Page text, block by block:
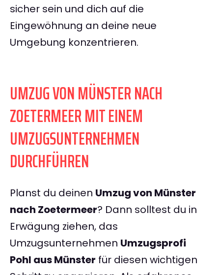
sicher sein und dich auf die
Eingewöhnung an deine neue
Umgebung konzentrieren.
UMZUG VON MÜNSTER NACH
ZOETERMEER MIT EINEM
UMZUGSUNTERNEHMEN
DURCHFÜHREN
Planst du deinen Umzug von Münster
nach Zoetermeer? Dann solltest du in
Erwägung ziehen, das
Umzugsunternehmen Umzugsprofi
Pohl aus Münster für diesen wichtigen